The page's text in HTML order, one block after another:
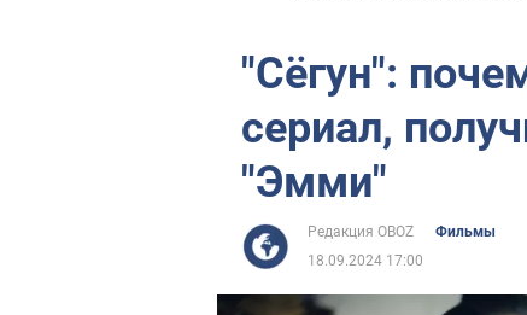
"Сёгун":
сериал,
"Эмми"
Редакция OBOZ
Фильмы
18.09.2024 17:00